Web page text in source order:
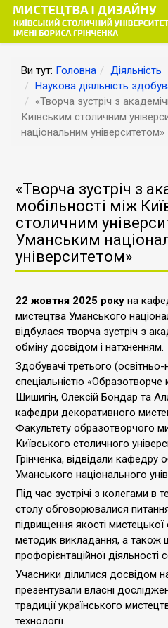
Ви тут: Головна
Діяльність
Наукова діяльність
«Творча зустріч з
Київським столичним
національним університетом»
«Творча зустріч з
мобільності між
столичним
Уманським
університетом»
22 жовтня 2025 року на
мистецтва Уманського
відбулася творча зустріч з
обміну досвідом і натхненням.
Здобувачі третього
спеціальністю
Шишигін, Олексій Бондар та
кафедри декоративного
Факультету образотворчого
Київського столичного
Грінченка, відвідали кафедру
Уманського національного
Під час зустрічі з колегами в
столу обговорювалися
підвищення якості мистецької
методик викладання, а також
профорієнтаційної діяльності
Учасники ділилися досвідом
презентували власні
традиції українського
технології.